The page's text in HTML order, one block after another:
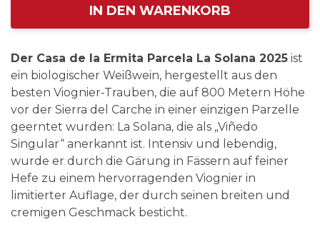
IN DEN WARENKORB
Der Casa de la Ermita Parcela La Solana 2025 ist
ein biologischer Weißwein, hergestellt aus den
besten Viognier-Trauben, die auf 800 Metern Höhe
vor der Sierra del Carche in einer einzigen Parzelle
geerntet wurden: La Solana, die als „Viñedo
Singular“ anerkannt ist. Intensiv und lebendig,
wurde er durch die Gärung in Fässern auf feiner
Hefe zu einem hervorragenden Viognier in
limitierter Auflage, der durch seinen breiten und
cremigen Geschmack besticht.